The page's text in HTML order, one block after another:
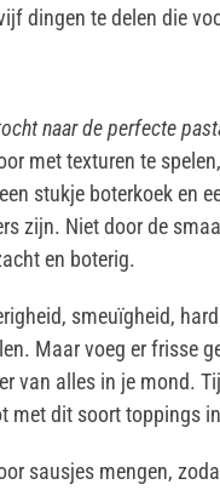
dingen te delen die
naar de perfecte
met texturen te
stukje boterkoek en
zijn. Niet door de
en boterig.
smeuïgheid,
Maar voeg er frisse
van alles in je mond.
met dit soort toppings
sausjes mengen,